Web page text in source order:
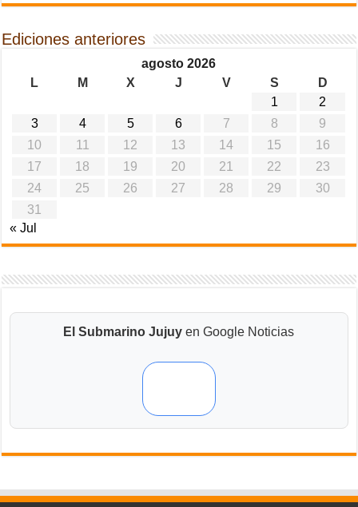
Ediciones anteriores
agosto 2026
L
M X J V S
D
1
2
3
4 5 6 7 8
9
10
11 12 13 14 15
16
17
18 19 20 21 22
23
24
25 26 27 28 29
30
31
« Jul
El Submarino Jujuy en Google Noticias